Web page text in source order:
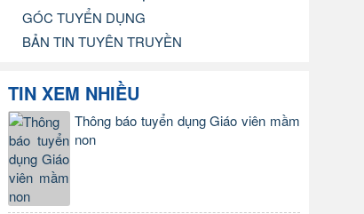
GÓC TUYỂN DỤNG
BẢN TIN TUYÊN TRUYỀN
TIN XEM NHIỀU
Thông báo tuyển dụng Giáo viên mầm
non